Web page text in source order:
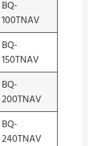
BQ-
100TNAV
BQ-
150TNAV
BQ-
200TNAV
BQ-
240TNAV